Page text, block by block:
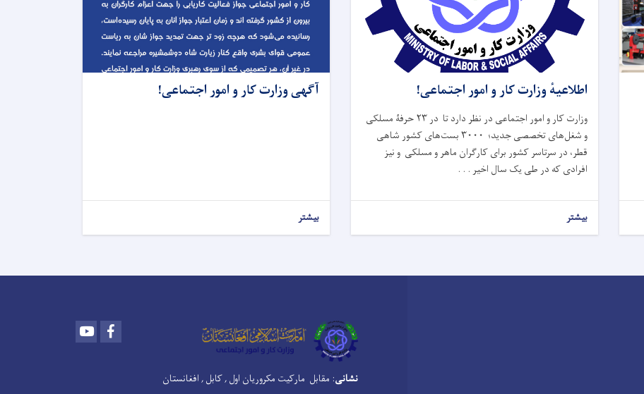
اطلاعیهٔ وزارت کار و امور اجتماعی!
وزارت کار و امور اجتماعی در نظر دارد تا در ۲۳ حرفۀ مسلکی
و شغل‌های تخصصی جدید؛ ۳۰۰۰ بست‌های کشور شاهی
قطر، در سرتاسر کشور برای کارگران ماهر و مسلکی و نیز
افرادی که در طی یک سال اخیر . . .
بیشتر
آگهی وزارت کار و امور اجتماعی!
بیشتر
Youtube
نشانی: مقابل مارکیت مکروریان اول , کابل , افغانستان